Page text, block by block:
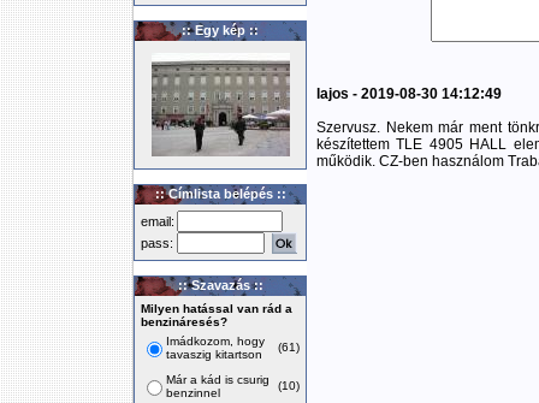
:: Egy kép ::
:: Címlista belépés ::
email:
pass:
:: Szavazás ::
Milyen hatással van rád a
benzináresés?
Imádkozom, hogy
tavaszig kitartson
(61)
Már a kád is csurig
benzinnel
(10)
lajos - 2019-08-30 14:12:49
Szervusz. Nekem már ment
készítettem TLE 4905 HALL
működik. CZ-ben használom